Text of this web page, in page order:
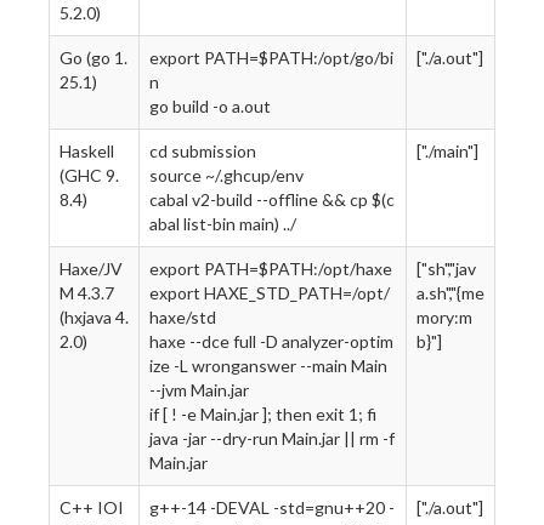
5.2.0)
Go (go 1.
25.1)
export PATH=$PATH:/opt/go/bi
n
go build -o a.out
["./a.out"]
Haskell
(GHC 9.
8.4)
cd submission
source ~/.ghcup/env
cabal v2-build --offline && cp $(c
abal list-bin main) ../
["./main"]
Haxe/JV
M 4.3.7
(hxjava 4.
2.0)
export PATH=$PATH:/opt/haxe
export HAXE_STD_PATH=/opt/
haxe/std
haxe --dce full -D analyzer-optim
ize -L wronganswer --main Main
--jvm Main.jar
if [ ! -e Main.jar ]; then exit 1; fi
java -jar --dry-run Main.jar || rm -f
Main.jar
["sh","jav
a.sh","{me
mory:m
b}"]
C++ IOI
g++-14 -DEVAL -std=gnu++20 -
["./a.out"]